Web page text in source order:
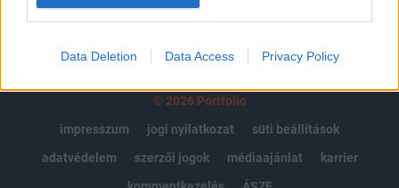
Data Deletion Data Access Privacy Policy
© 2026 Portfolio
impresszum
jogi nyilatkozat
süti beállítások
adatvédelem
szerzői jogok médiaajánlat
karrier